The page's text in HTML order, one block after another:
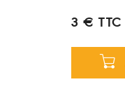
3 € TTC